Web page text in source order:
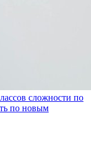
сложности по
по новым